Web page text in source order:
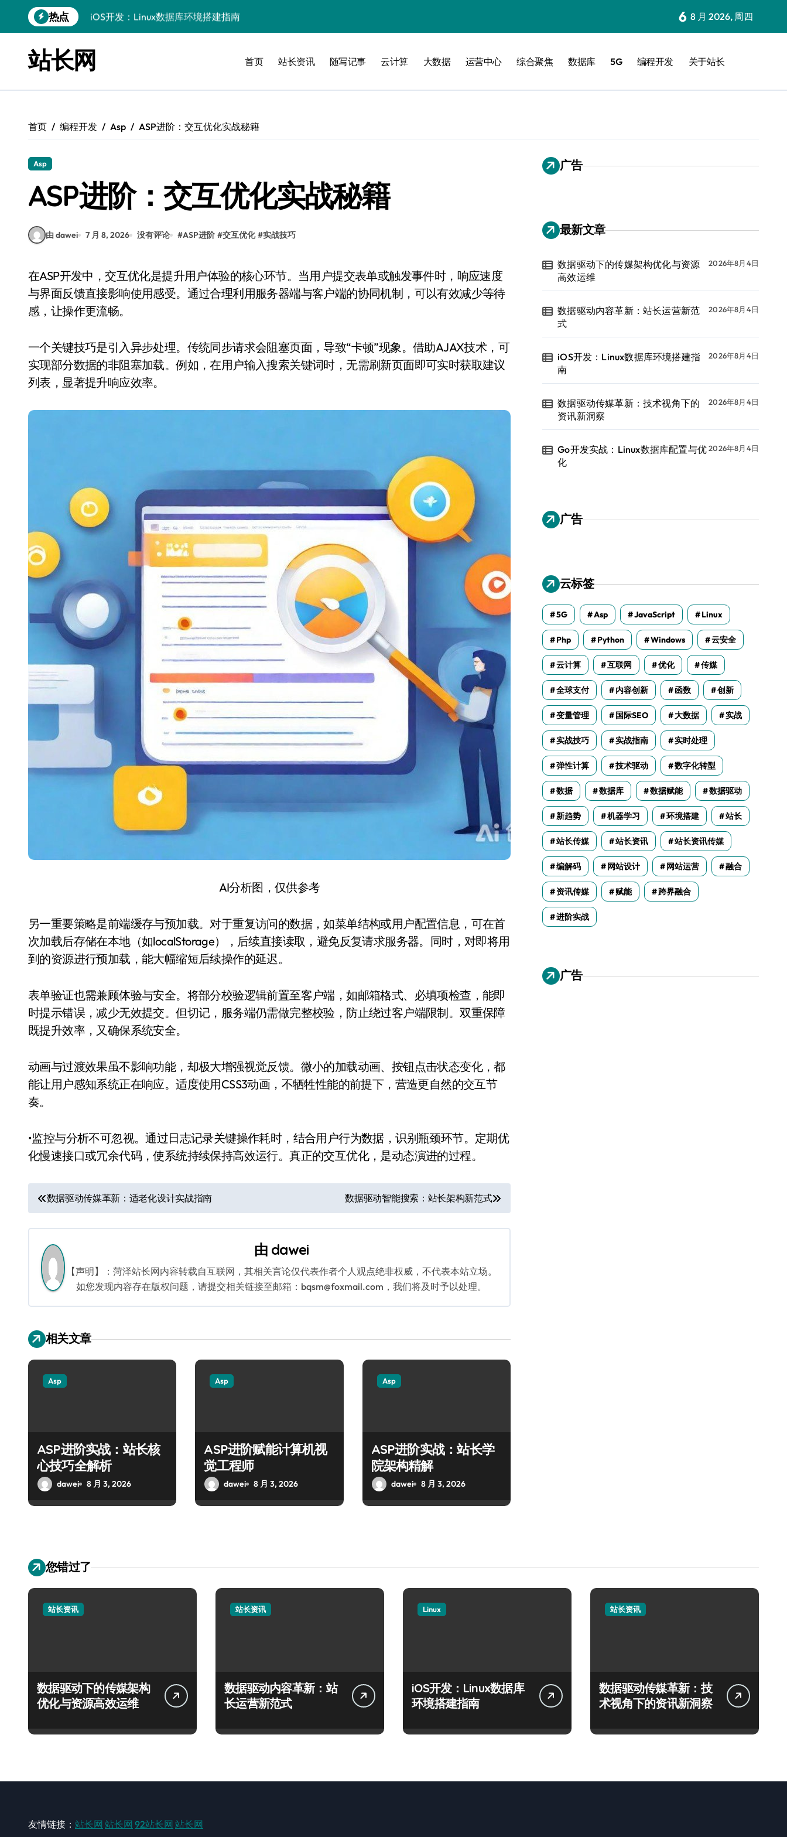
到
热点
iOS开发：Linux数据库环境搭建指南
Go开发实战：Linux数据库配置与优化
数据驱动传媒革新：站长五大核心策略
数据驱动内容增长：站长运营新策略
数据驱动交互优化，赋能站长高效运营
数据驱动下的传媒架构优化与资源高效运维
6 8 月 2026, 周四
站长网 首页 站长资讯 随写记事 云计算 大数据 运营中心 综合聚焦 数据库 5G 编程开发 关于站长
首页 编程开发 Asp ASP进阶：交互优化实战秘籍
Asp
ASP进阶：交互优化实战秘籍
由 dawei 7 月 8, 2026 没有评论 #ASP进阶 #交互优化 #实战技巧
在ASP开发中，交互优化是提升用户体验的核心环节。当用户提交表单或触发事件时，响应速度
与界面反馈直接影响使用感受。通过合理利用服务器端与客户端的协同机制，可以有效减少等待
感，让操作更流畅。
一个关键技巧是引入异步处理。传统同步请求会阻塞页面，导致“卡顿”现象。借助AJAX技术，可
实现部分数据的非阻塞加载。例如，在用户输入搜索关键词时，无需刷新页面即可实时获取建议
列表，显著提升响应效率。
AI分析图，仅供参考
另一重要策略是前端缓存与预加载。对于重复访问的数据，如菜单结构或用户配置信息，可在首
次加载后存储在本地（如localStorage），后续直接读取，避免反复请求服务器。同时，对即将用
到的资源进行预加载，能大幅缩短后续操作的延迟。
表单验证也需兼顾体验与安全。将部分校验逻辑前置至客户端，如邮箱格式、必填项检查，能即
时提示错误，减少无效提交。但切记，服务端仍需做完整校验，防止绕过客户端限制。双重保障
既提升效率，又确保系统安全。
动画与过渡效果虽不影响功能，却极大增强视觉反馈。微小的加载动画、按钮点击状态变化，都
能让用户感知系统正在响应。适度使用CSS3动画，不牺牲性能的前提下，营造更自然的交互节
奏。
•监控与分析不可忽视。通过日志记录关键操作耗时，结合用户行为数据，识别瓶颈环节。定期优
化慢速接口或冗余代码，使系统持续保持高效运行。真正的交互优化，是动态演进的过程。
文
章
导
航
数据驱动传媒革新：适老化设计实战指南 数据驱动智能搜索：站长架构新范式
由 dawei
【声明】：菏泽站长网内容转载自互联网，其相关言论仅代表作者个人观点绝非权威，不代表本站立场。
如您发现内容存在版权问题，请提交相关链接至邮箱：bqsm@foxmail.com，我们将及时予以处理。
相关文章
Asp
ASP进阶实战：站长核
心技巧全解析
dawei 8 月 3, 2026
Asp
ASP进阶赋能计算机视
觉工程师
dawei 8 月 3, 2026
Asp
ASP进阶实战：站长学
院架构精解
dawei 8 月 3, 2026
广告
最新文章
数据驱动下的传媒架构优化与资源
高效运维
2026年8月4日
数据驱动内容革新：站长运营新范
式
2026年8月4日
iOS开发：Linux数据库环境搭建指
南
2026年8月4日
数据驱动传媒革新：技术视角下的
资讯新洞察
2026年8月4日
Go开发实战：Linux数据库配置与优
化
2026年8月4日
广告
云标签
5G Asp JavaScript Linux
Php Python Windows 云安全
云计算 互联网 优化 传媒
全球支付 内容创新 函数 创新
变量管理 国际SEO 大数据 实战
实战技巧 实战指南 实时处理
弹性计算 技术驱动 数字化转型
数据 数据库 数据赋能 数据驱动
新趋势 机器学习 环境搭建 站长
站长传媒 站长资讯 站长资讯传媒
编解码 网站设计 网站运营 融合
资讯传媒 赋能 跨界融合
进阶实战
广告
您错过了
站长资讯
数据驱动下的传媒架构
优化与资源高效运维
站长资讯
数据驱动内容革新：站
长运营新范式
Linux
iOS开发：Linux数据库
环境搭建指南
站长资讯
数据驱动传媒革新：技
术视角下的资讯新洞察
友情链接： 站长网 站长网 92站长网 站长网